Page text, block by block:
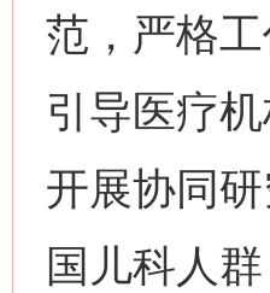
范，严格
引导医疗
开展协同
国儿科人